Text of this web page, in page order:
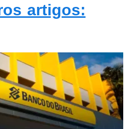
artigos: